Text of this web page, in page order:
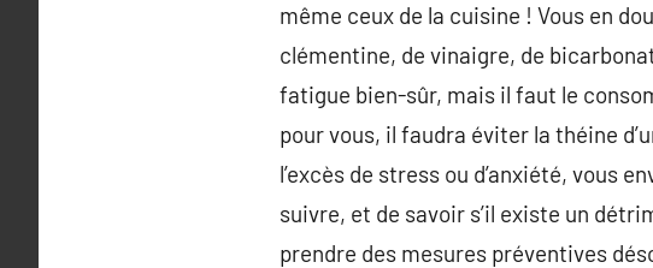
même ceux de la cuisine ! Vous en
clémentine, de vinaigre, de
fatigue bien-sûr, mais il faut le
pour vous, il faudra éviter la théine
l’excès de stress ou d’anxiété, vous
suivre, et de savoir s’il existe un
prendre des mesures préventives